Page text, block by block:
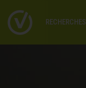
RECHERCHES